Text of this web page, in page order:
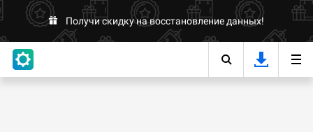
Получи скидку на восстановление данных!